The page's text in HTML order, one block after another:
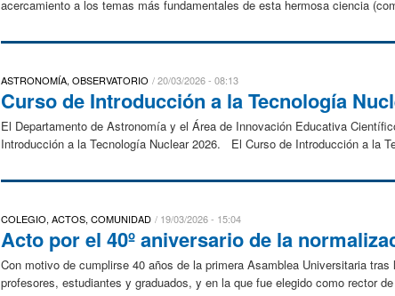
acercamiento a los temas más fundamentales de esta hermosa ciencia
ASTRONOMÍA, OBSERVATORIO 20/03/2026 - 08:13
Curso de Introducción a la Tecnología
El Departamento de Astronomía y el Área de Innovación Educativa
Introducción a la Tecnología Nuclear 2026. El Curso de Introducción a la
COLEGIO, ACTOS, COMUNIDAD 19/03/2026 - 15:04
Acto por el 40º aniversario de la
Con motivo de cumplirse 40 años de la primera Asamblea Universitaria
profesores, estudiantes y graduados, y en la que fue elegido como rector